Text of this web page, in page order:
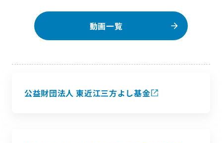
動画一覧
公益財団法人 東近江三方よし基金